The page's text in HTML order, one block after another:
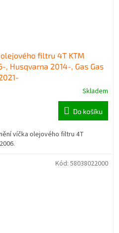
filtru 4T KTM
2014-, Gas Gas
Skladem
Do košíku
víčka olejového filtru 4T
Kód: 58038022000